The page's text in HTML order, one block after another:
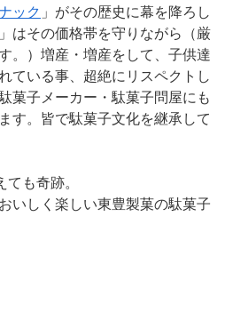
ック 」がその歴史に幕を降ろし
はその価格帯を守りながら（厳
。）増産・増産をして、子供達
ている事、超絶にリスペクトし
菓子メーカー・駄菓子問屋にも
す。皆で駄菓子文化を継承して
も奇跡。
いしく楽しい東豊製菓の駄菓子